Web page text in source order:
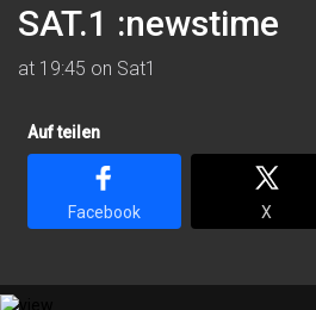
SAT.1 :newstime
at 19:45 on Sat1
Auf teilen
Facebook X